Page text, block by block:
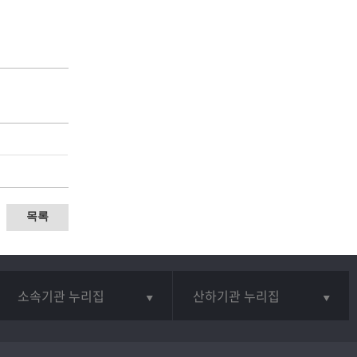
목록
소속기관 누리집 산하기관 누리집